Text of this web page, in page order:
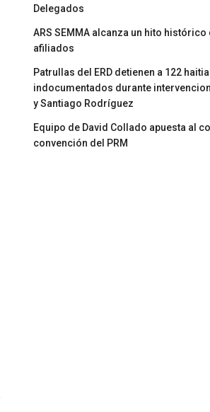
Delegados
ARS SEMMA alcanza un hito histórico
afiliados
Patrullas del ERD detienen a 122
indocumentados durante
y Santiago Rodríguez
Equipo de David Collado apuesta al
convención del PRM